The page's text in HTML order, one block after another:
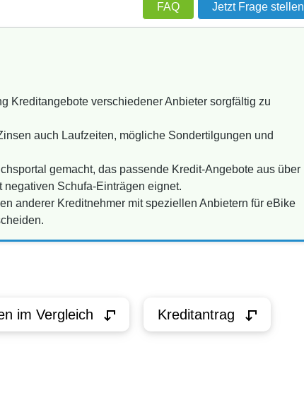
FAQ Jetzt Frage stellen
Kreditangebote verschiedener Anbieter sorgfältig zu
auch Laufzeiten, mögliche Sondertilgungen und
gemacht, das passende Kredit-Angebote aus über
Schufa-Einträgen eignet.
anderer Kreditnehmer mit speziellen Anbietern für eBike
im Vergleich Kreditantrag